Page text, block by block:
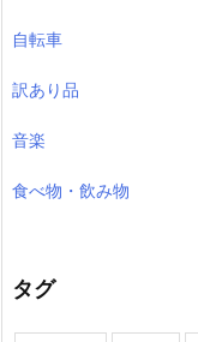
自転車
訳あり品
音楽
食べ物・飲み物
タグ